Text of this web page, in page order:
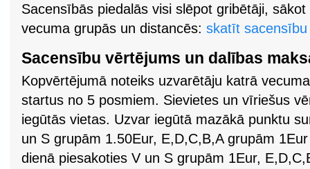
Sacensībās piedalās visi slēpot gribētāji,
vecuma grupās un distancēs: skatīt sacensību
Sacensību vērtējums un dalības
Kopvērtējumā noteiks uzvarētāju katrā
startus no 5 posmiem. Sievietes un vīriešus
iegūtās vietas. Uzvar iegūtā mazākā punktu
un S grupām 1.50Eur, E,D,C,B,A grupām
dienā piesakoties V un S grupām 1Eur,